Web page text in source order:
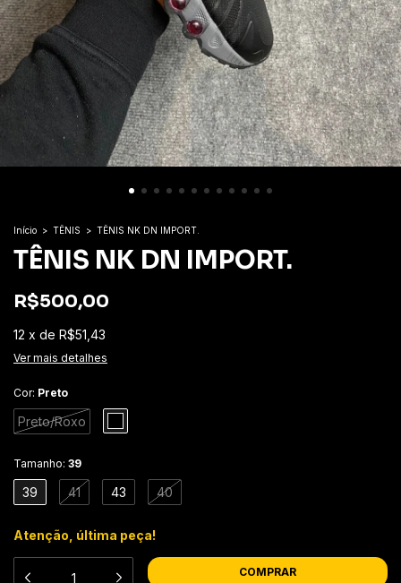
Início > TÊNIS > TÊNIS NK DN IMPORT.
TÊNIS NK DN IMPORT.
R$500,00
12 x de R$51,43
Ver mais detalhes
Cor: Preto
Preto/Roxo
Tamanho: 39
39 41 43 40
Atenção, última peça!